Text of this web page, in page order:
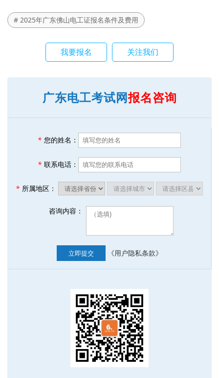
# 2025年广东佛山电工证报名条件及费用
我要报名 关注我们
广东电工考试网报名咨询
* 您的姓名：
* 联系电话：
* 所属地区：
咨询内容：
立即提交 《用户隐私条款》